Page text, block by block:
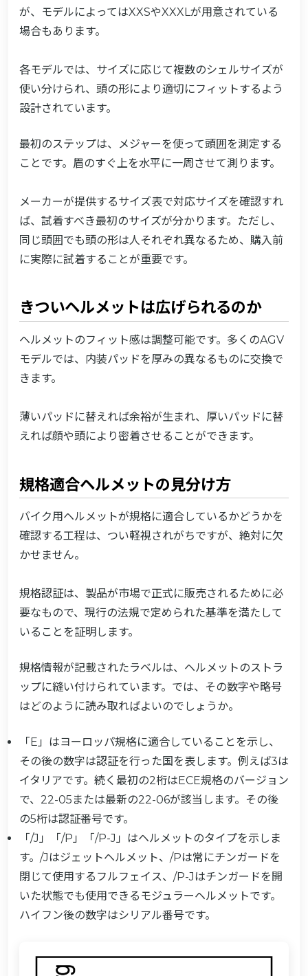
が、モデルによってはXXSやXXXLが用意されている
場合もあります。
各モデルでは、サイズに応じて複数のシェルサイズが
使い分けられ、頭の形により適切にフィットするよう
設計されています。
最初のステップは、メジャーを使って頭囲を測定する
ことです。眉のすぐ上を水平に一周させて測ります。
メーカーが提供するサイズ表で対応サイズを確認すれ
ば、試着すべき最初のサイズが分かります。ただし、
同じ頭囲でも頭の形は人それぞれ異なるため、購入前
に実際に試着することが重要です。
きついヘルメットは広げられるのか
ヘルメットのフィット感は調整可能です。多くのAGV
モデルでは、内装パッドを厚みの異なるものに交換で
きます。
薄いパッドに替えれば余裕が生まれ、厚いパッドに替
えれば顔や頭により密着させることができます。
規格適合ヘルメットの見分け方
バイク用ヘルメットが規格に適合しているかどうかを
確認する工程は、つい軽視されがちですが、絶対に欠
かせません。
規格認証は、製品が市場で正式に販売されるために必
要なもので、現行の法規で定められた基準を満たして
いることを証明します。
規格情報が記載されたラベルは、ヘルメットのストラ
ップに縫い付けられています。では、その数字や略号
はどのように読み取ればよいのでしょうか。
「E」はヨーロッパ規格に適合していることを示し、
その後の数字は認証を行った国を表します。例えば3は
イタリアです。続く最初の2桁はECE規格のバージョン
で、22-05または最新の22-06が該当します。その後
の5桁は認証番号です。
「/J」「/P」「/P-J」はヘルメットのタイプを示しま
す。/Jはジェットヘルメット、/Pは常にチンガードを
閉じて使用するフルフェイス、/P-Jはチンガードを開
いた状態でも使用できるモジュラーヘルメットです。
ハイフン後の数字はシリアル番号です。